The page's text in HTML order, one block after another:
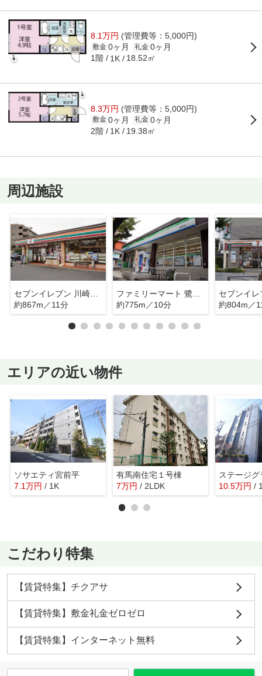
8.1万円 (管理費等：5,000円)
敷金 0ヶ月 礼金 0ヶ月
1階 1K 18.52㎡
8.3万円 (管理費等：5,000円)
敷金 0ヶ月 礼金 0ヶ月
2階 1K 19.38㎡
周辺施設
セブンイレブン 川崎犬蔵2丁目店
約867m／11分
約775m／10分
約804m／
エリアの近い物件
ソサエティ宮前平
7.1万円 / 1K
有馬南住宅１号棟
7万円 / 2LDK 10.5万円 /
こだわり特集
【賃貸特集】チクアサ
【賃貸特集】敷金礼金ゼロゼロ
【賃貸特集】インターネット無料